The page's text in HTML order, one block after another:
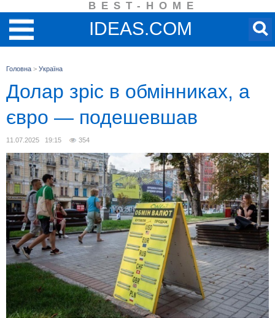
BEST-HOME
IDEAS.COM
Головна > Україна
Долар зріс в обмінниках, а
євро — подешевшав
11.07.2025 19:15 354